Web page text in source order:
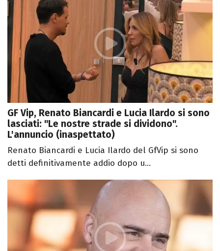
GF Vip, Renato Biancardi e Lucia Ilardo si sono
lasciati: "Le nostre strade si dividono".
L'annuncio (inaspettato)
Renato Biancardi e Lucia Ilardo del GfVip si sono
detti definitivamente addio dopo u...